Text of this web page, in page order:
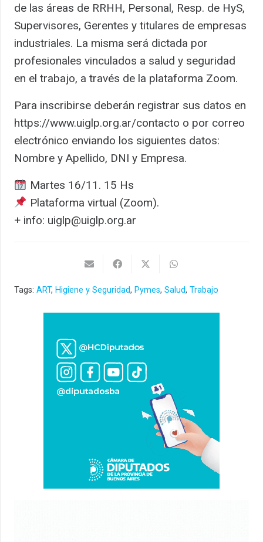
de las áreas de RRHH, Personal, Resp. de HyS,
Supervisores, Gerentes y titulares de empresas
industriales. La misma será dictada por
profesionales vinculados a salud y seguridad
en el trabajo, a través de la plataforma Zoom.
Para inscribirse deberán registrar sus datos en
https://www.uiglp.org.ar/contacto o por correo
electrónico enviando los siguientes datos:
Nombre y Apellido, DNI y Empresa.
Martes 16/11. 15 Hs
Plataforma virtual (Zoom).
+ info: uiglp@uiglp.org.ar
Tags: ART, Higiene y Seguridad, Pymes, Salud, Trabajo